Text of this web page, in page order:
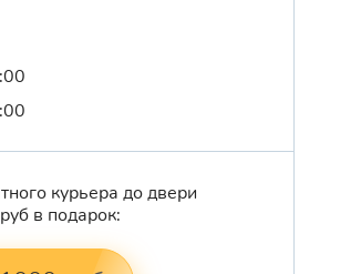
курьера до двери
в подарок: